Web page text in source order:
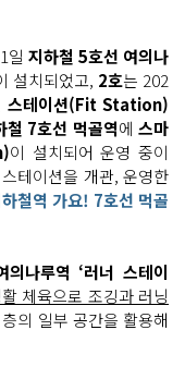
일 지하철 5호선 여의나
설치되었고, 2호는 202
스테이션(Fit Station)
철 7호선 먹골역에스마
이 설치되어 운영 중이
테이션을 개관, 운영한
철역 가요! 7호선 먹골
의나루역 ‘러너 스테이
체육으로 조깅과 러닝
의 일부 공간을 활용해